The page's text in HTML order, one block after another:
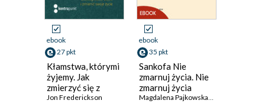
ebook
27 pkt
Kłamstwa, którymi
żyjemy. Jak
zmierzyć się z
prawdą,
Jon Frederickson
ebook
35 pkt
Sankofa Nie
zmarnuj życia. Nie
zmarnuj życia
Magdalena Pajkowska
,Tomasz Gaj OP